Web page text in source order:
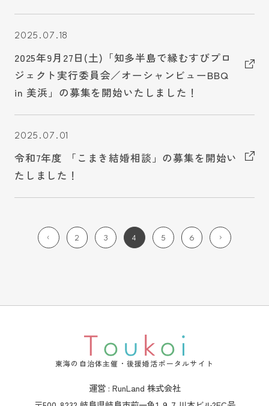
2025.07.18
2025年9月27日(土)「知多半島で縁むすびプロ
ジェクト実行委員会／オーシャンビューBBQ
in 美浜」の募集を開始いたしました！
2025.07.01
令和7年度 「こまき結婚相談」の募集を開始い
たしました！
2 3 4 5 6
東海の自治体主催・後援婚活ポータルサイト
運営 : RunLand 株式会社